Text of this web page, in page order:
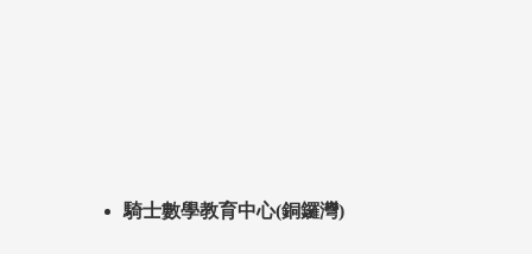
騎士數學教育中心(銅鑼灣)